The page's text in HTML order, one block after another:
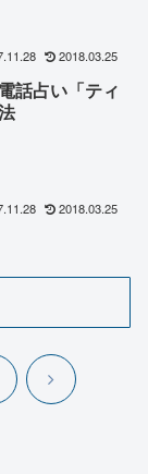
2018.03.25
話占い「ティ
2018.03.25
次